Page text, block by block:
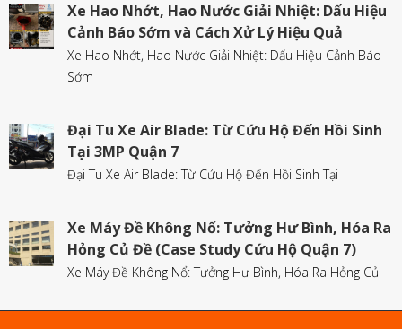
Xe Hao Nhớt, Hao Nước Giải Nhiệt: Dấu Hiệu
Cảnh Báo Sớm và Cách Xử Lý Hiệu Quả
Xe Hao Nhớt, Hao Nước Giải Nhiệt: Dấu Hiệu Cảnh Báo
Sớm
Đại Tu Xe Air Blade: Từ Cứu Hộ Đến Hồi Sinh
Tại 3MP Quận 7
Đại Tu Xe Air Blade: Từ Cứu Hộ Đến Hồi Sinh Tại
Xe Máy Đề Không Nổ: Tưởng Hư Bình, Hóa Ra
Hỏng Củ Đề (Case Study Cứu Hộ Quận 7)
Xe Máy Đề Không Nổ: Tưởng Hư Bình, Hóa Ra Hỏng Củ